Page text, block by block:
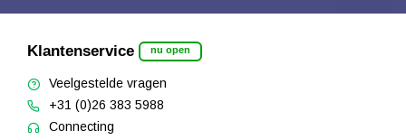
Klantenservice nu open
Veelgestelde vragen
+31 (0)26 383 5988
Connecting